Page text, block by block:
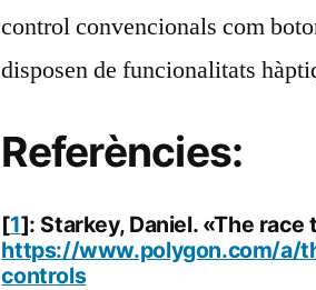
control convencionals com
disposen de funcionalitats
Referències:
[1]: Starkey, Daniel. «The
https://www.polygon.com/
controls